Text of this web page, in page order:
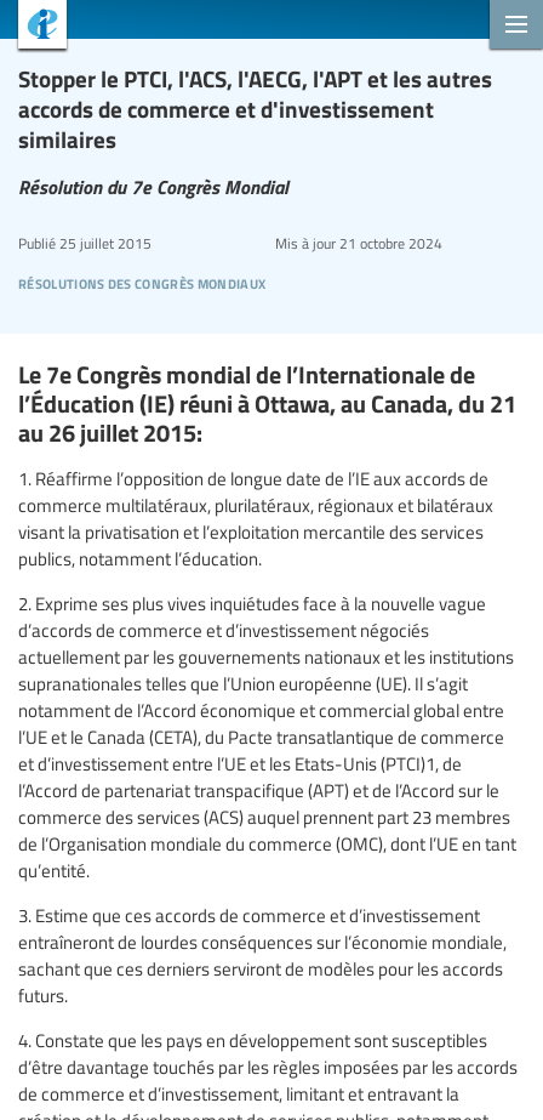
Stopper le PTCI, l'ACS, l'AECG, l'APT et les autres
accords de commerce et d'investissement
similaires
Résolution du 7e Congrès Mondial
résolutions des congrès mondiaux
Publié25 juillet 2015 Mis à jour21 octobre 2024
Le 7e Congrès mondial de l’Internationale de
l’Éducation (IE) réuni à Ottawa, au Canada, du 21
au 26 juillet 2015:
1. Réaffirme l’opposition de longue date de l’IE aux accords de
commerce multilatéraux, plurilatéraux, régionaux et bilatéraux
visant la privatisation et l’exploitation mercantile des services
publics, notamment l’éducation.
2. Exprime ses plus vives inquiétudes face à la nouvelle vague
d’accords de commerce et d’investissement négociés
actuellement par les gouvernements nationaux et les institutions
supranationales telles que l’Union européenne (UE). Il s’agit
notamment de l’Accord économique et commercial global entre
l’UE et le Canada (CETA), du Pacte transatlantique de commerce
et d’investissement entre l’UE et les Etats-Unis (PTCI)1, de
l’Accord de partenariat transpacifique (APT) et de l’Accord sur le
commerce des services (ACS) auquel prennent part 23 membres
de l’Organisation mondiale du commerce (OMC), dont l’UE en tant
qu’entité.
3. Estime que ces accords de commerce et d’investissement
entraîneront de lourdes conséquences sur l’économie mondiale,
sachant que ces derniers serviront de modèles pour les accords
futurs.
4. Constate que les pays en développement sont susceptibles
d’être davantage touchés par les règles imposées par les accords
de commerce et d’investissement, limitant et entravant la